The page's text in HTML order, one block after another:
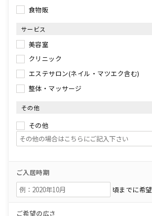
食物販
サービス
美容室
クリニック
エステサロン(ネイル・マツエク含む)
整体・マッサージ
その他
その他
ご入居時期
頃までに希望
ご希望の広さ